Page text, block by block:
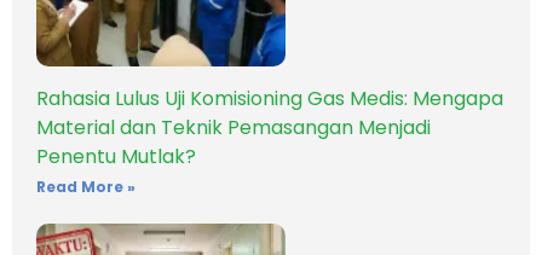
Rahasia Lulus Uji Komisioning Gas Medis: Mengapa
Material dan Teknik Pemasangan Menjadi
Penentu Mutlak?
Read More »